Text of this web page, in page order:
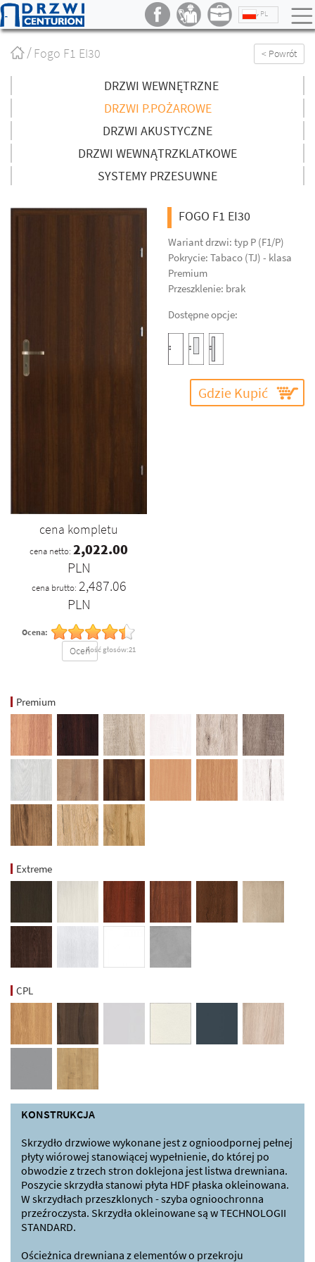
PL
StronaFogo F1 EI30 < Powrót
DRZWI WEWNĘTRZNE
DRZWI P.POŻAROWE
DRZWI AKUSTYCZNE
DRZWI WEWNĄTRZKLATKOWE
SYSTEMY PRZESUWNE
cena kompletu
cena netto: 2,022.00
PLN
cena brutto: 2,487.06
PLN
Ocena:
Ilość głosów:21
Oceń
FOGO F1 EI30
Wariant drzwi: typ P (F1/P)
Pokrycie: Tabaco (TJ) - klasa
Premium
Przeszklenie: brak
Dostępne opcje:
Gdzie Kupić
Premium
Extreme
CPL
KONSTRUKCJA
Skrzydło drzwiowe wykonane jest z ognioodpornej pełnej
płyty wiórowej stanowiącej wypełnienie, do której po
obwodzie z trzech stron doklejona jest listwa drewniana.
Poszycie skrzydła stanowi płyta HDF płaska okleinowana.
W skrzydłach przeszklonych - szyba ognioochronna
przeźroczysta. Skrzydła okleinowane są w TECHNOLOGII
STANDARD.
Ościeżnica drewniana z elementów o przekroju